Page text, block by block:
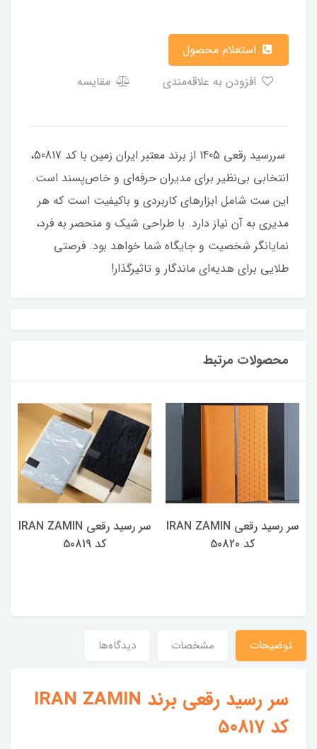
مقایسه
سررسید رقعی 1405 از برند معتبر ایران زمین با کد 50817،
انتخابی بی‌نظیر برای مدیران حرفه‌ای و خاص‌پسند است.
این ست شامل ابزارهای کاربردی و باکیفیت است که هر
مدیری به آن نیاز دارد. با طراحی شیک و منحصر به فرد،
نمایانگر شخصیت و جایگاه شما خواهد بود. فرصتی
طلایی برای هدیه‌ای ماندگار و تاثیرگذار!
محصولات مرتبط
سر رسید رقعی IRAN ZAMIN
کد 50820
سر رسید رقعی IRAN ZAMIN
کد 50819
توضیحات مشخصات دیدگاه‌ها
سر رسید رقعی برند IRAN ZAMIN
کد 50817